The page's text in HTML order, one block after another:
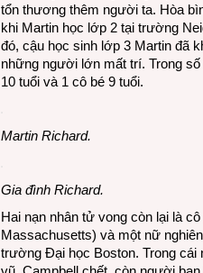
tổn thương thêm người ta. Hòa
khi Martin học lớp 2 tại trường
đó, cậu học sinh lớp 3 Martin đã
những người lớn mất trí. Trong
10 tuổi và 1 cô bé 9 tuổi.
Martin Richard.
Gia đình Richard.
Hai nạn nhân tử vong còn lại là
Massachusetts) và một nữ
trường Đại học Boston. Trong cái